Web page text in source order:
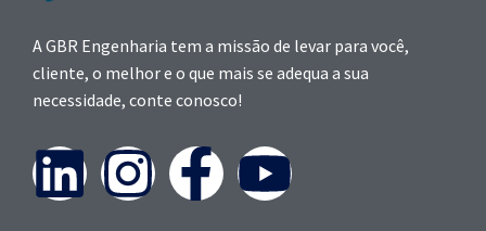
A GBR Engenharia tem a missão de levar para você,
cliente, o melhor e o que mais se adequa a sua
necessidade, conte conosco!